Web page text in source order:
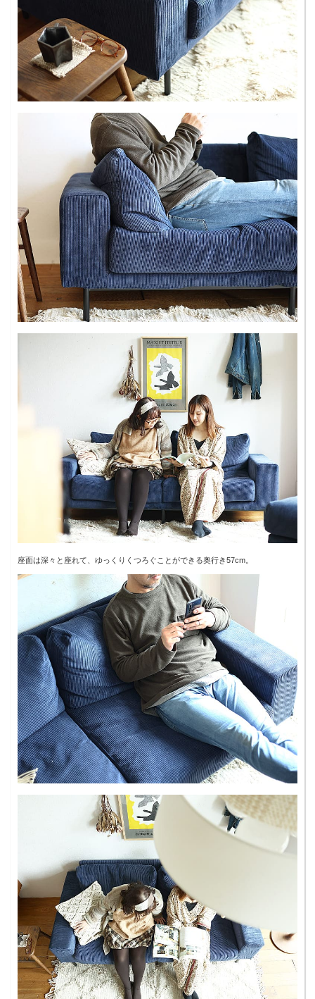
座面は深々と座れて、ゆっくりくつろぐことができる奥行き57cm。